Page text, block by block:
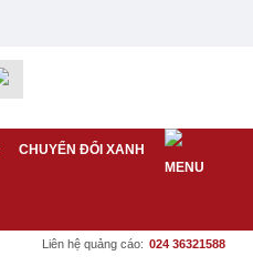
CHUYỂN ĐỔI XANH
Liên hệ quảng cáo: 024 36321588